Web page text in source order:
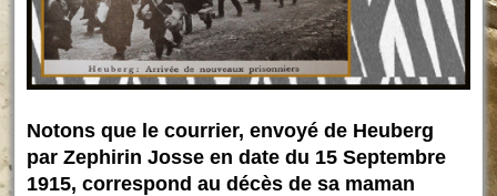
Notons que le courrier, envoyé de Heuberg
par Zephirin Josse en date du 15 Septembre
1915, correspond au décès de sa maman